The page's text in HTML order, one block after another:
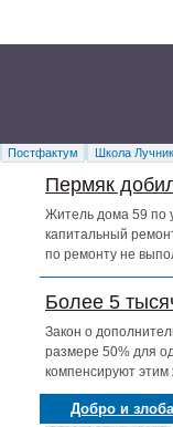
Постфактум Школа
Пермяк
Житель дома 59 по
капитальный
по ремонту не
Более 5
Закон о
размере 50% для
компенсируют этим
Добро и